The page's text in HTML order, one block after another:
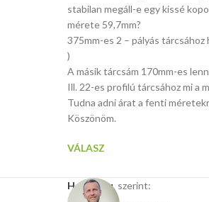
stabilan megáll-e egy kissé
mérete 59,7mm?
375mm-es 2 – pályás tárcsához
)
A másik tárcsám 170mm-es
Ill. 22-es profilú tárcsához mi a
Tudna adni árat a fenti
Köszönöm.
VÁLASZ
Hasito.hu szerint: